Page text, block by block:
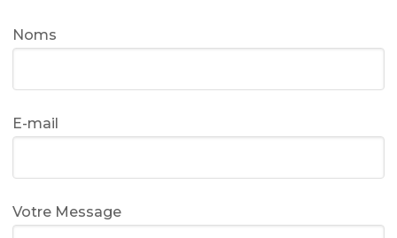
Noms
E-mail
Votre Message